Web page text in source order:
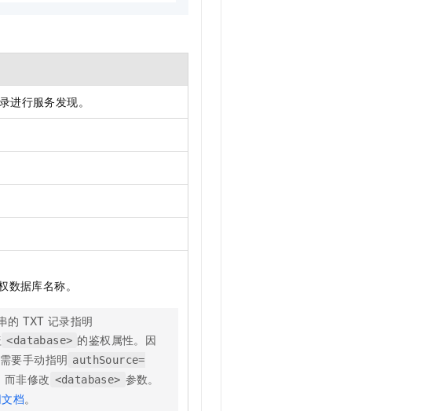
进行服务发现。
数据库名称。
的 TXT 记录指明
<database> 的鉴权属性。因
要手动指明 authSource=
而非修改 <database> 参数。
档。